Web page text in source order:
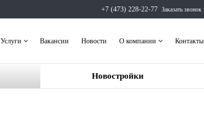
+7 (473) 228-22-77 Заказать звонок
Услуги Вакансии Новости О компании Контакты
Новостройки